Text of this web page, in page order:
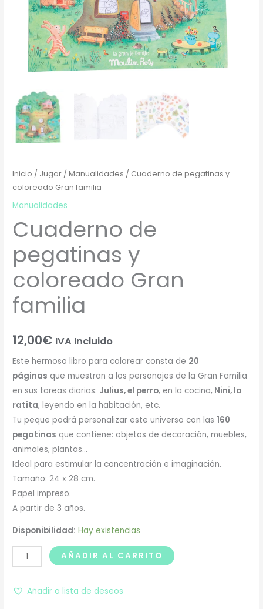
Inicio / Jugar /Manualidades / Cuaderno de pegatinas y
coloreado Gran familia
Manualidades
Cuaderno de
pegatinas y
coloreado Gran
familia
12,00€ IVA Incluido
Este hermoso libro para colorear consta de 20
páginas que muestran a los personajes de la Gran Familia
en sus tareas diarias: Julius, el perro, en la cocina, Nini, la
ratita, leyendo en la habitación, etc.
Tu peque podrá personalizar este universo con las160
pegatinas que contiene: objetos de decoración, muebles,
animales, plantas…
Ideal para estimular la concentración e imaginación.
Tamaño: 24 x 28 cm.
Papel impreso.
A partir de 3 años.
Disponibilidad: Hay existencias
AÑADIR AL CARRITO
Añadir a lista de deseos